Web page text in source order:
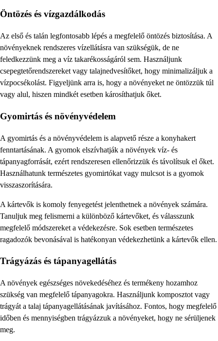
Öntözés és vízgazdálkodás
Az első és talán legfontosabb lépés a megfelelő öntözés biztosítása. A
növényeknek rendszeres vízellátásra van szükségük, de ne
feledkezzünk meg a víz takarékosságáról sem. Használjunk
csepegtetőrendszereket vagy talajnedvesítőket, hogy minimalizáljuk a
vízpocsékolást. Figyeljünk arra is, hogy a növényeket ne öntözzük túl
vagy alul, hiszen mindkét esetben károsíthatjuk őket.
Gyomirtás és növényvédelem
A gyomirtás és a növényvédelem is alapvető része a konyhakert
fenntartásának. A gyomok elszívhatják a növények víz- és
tápanyagforrását, ezért rendszeresen ellenőrizzük és távolítsuk el őket.
Használhatunk természetes gyomirtókat vagy mulcsot is a gyomok
visszaszorítására.
A kártevők is komoly fenyegetést jelenthetnek a növények számára.
Tanuljuk meg felismerni a különböző kártevőket, és válasszunk
megfelelő módszereket a védekezésre. Sok esetben természetes
ragadozók bevonásával is hatékonyan védekezhetünk a kártevők ellen.
Trágyázás és tápanyagellátás
A növények egészséges növekedéséhez és termékeny hozamhoz
szükség van megfelelő tápanyagokra. Használjunk komposztot vagy
trágyát a talaj tápanyagellátásának javításához. Fontos, hogy megfelelő
időben és mennyiségben trágyázzuk a növényeket, hogy ne sérüljenek
meg.